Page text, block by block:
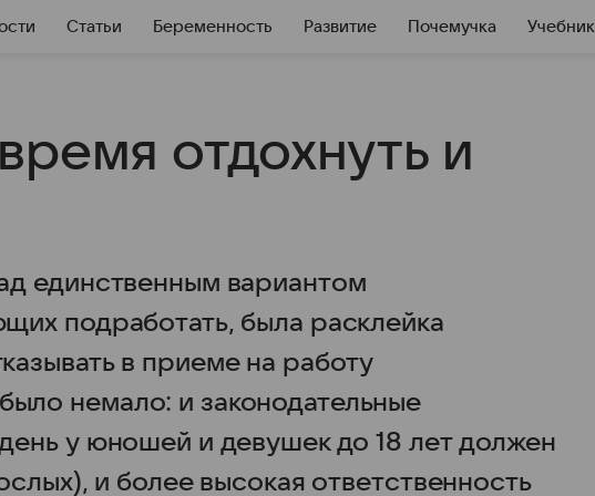
Статьи Беременность Развитие Почемучка Учебник
отдохнуть и
единственным вариантом
подработать, была расклейка
в приеме на работу
немало: и законодательные
у юношей и девушек до 18 лет должен
и более высокая ответственность